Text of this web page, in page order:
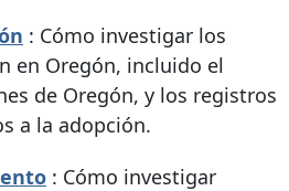
: Cómo investigar los
en Oregón, incluido el
de Oregón, y los registros
a la adopción.
: Cómo investigar